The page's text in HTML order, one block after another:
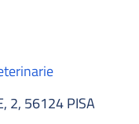
2, 56124 PISA